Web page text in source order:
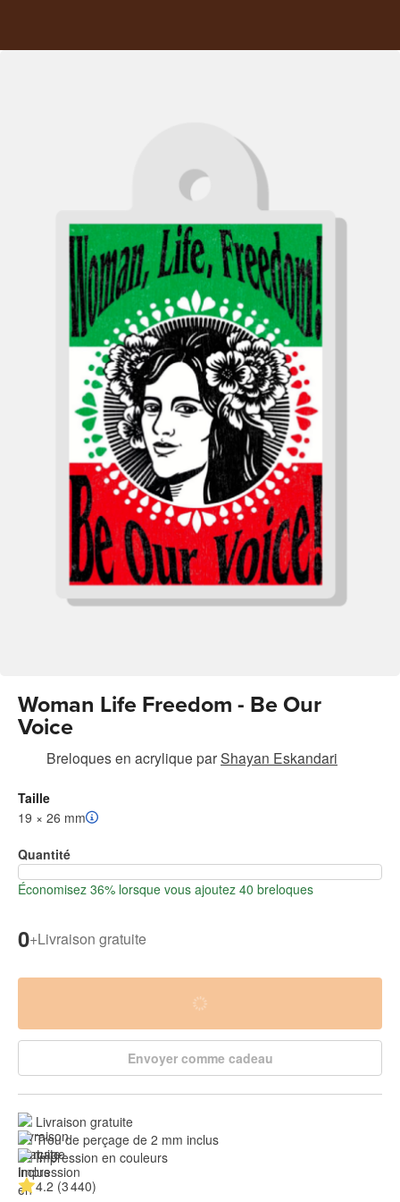
Woman Life Freedom - Be Our
Voice
Breloques en acrylique parShayan Eskandari
Taille
19 × 26 mm
Quantité
Économisez 36% lorsque vous ajoutez 40 breloques
0+Livraison gratuite
Envoyer comme cadeau
Livraison gratuite
Trou de perçage de 2 mm inclus
Impression en couleurs
4.2 (3 440)